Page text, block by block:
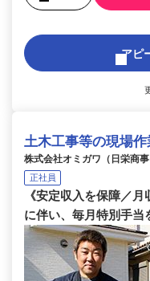
アピ
土木工事等の現場作
株式会社オミガワ（日栄商事
正社員
《安定収入を保障／
に伴い、毎月特別手当